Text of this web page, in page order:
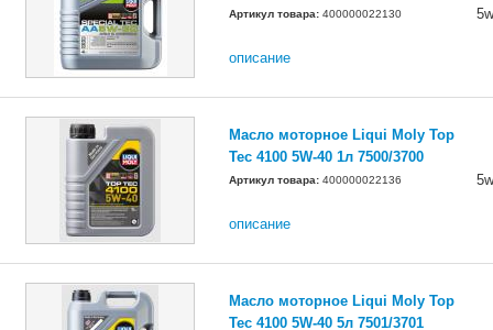
Артикул товара: 400000022130
описание
Масло моторное Liqui Moly Top
Tec 4100 5W-40 1л 7500/3700
Артикул товара: 400000022136
описание
Масло моторное Liqui Moly Top
Tec 4100 5W-40 5л 7501/3701